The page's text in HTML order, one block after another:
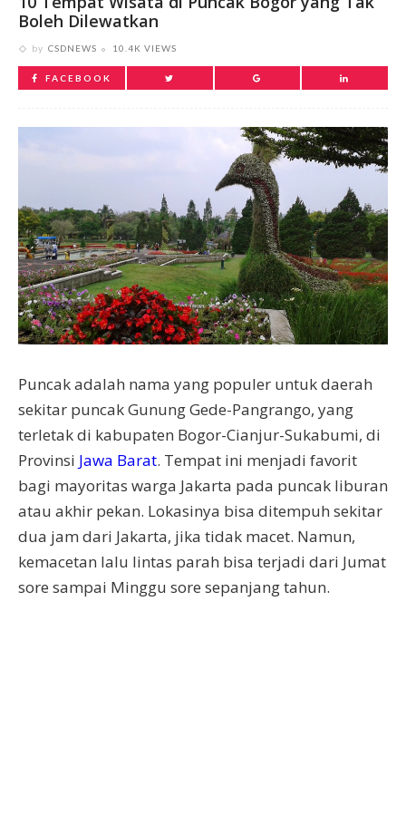
Boleh Dilewatkan
by CSDNEWS 10.4K VIEWS
FACEBOOK
Puncak adalah nama yang populer untuk daerah
sekitar puncak Gunung Gede-Pangrango, yang
terletak di kabupaten Bogor-Cianjur-Sukabumi, di
Provinsi Jawa Barat. Tempat ini menjadi favorit
bagi mayoritas warga Jakarta pada puncak liburan
atau akhir pekan. Lokasinya bisa ditempuh sekitar
dua jam dari Jakarta, jika tidak macet. Namun,
kemacetan lalu lintas parah bisa terjadi dari Jumat
sore sampai Minggu sore sepanjang tahun.